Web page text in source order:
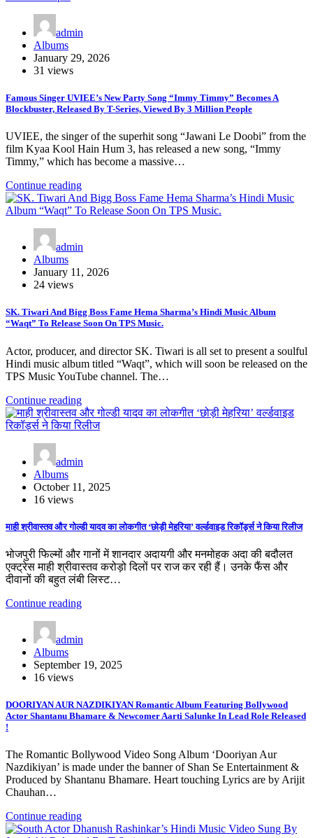
admin
Albums
January 29, 2026
31 views
Famous Singer UVIEE’s New Party Song “Immy Timmy” Becomes A
Blockbuster, Released By T-Series, Viewed By 3 Million People
UVIEE, the singer of the superhit song “Jawani Le Doobi” from the
film Kyaa Kool Hain Hum 3, has released a new song, “Immy
Timmy,” which has become a massive…
Continue reading
admin
Albums
January 11, 2026
24 views
SK. Tiwari And Bigg Boss Fame Hema Sharma’s Hindi Music Album
“Waqt” To Release Soon On TPS Music.
Actor, producer, and director SK. Tiwari is all set to present a soulful
Hindi music album titled “Waqt”, which will soon be released on the
TPS Music YouTube channel. The…
Continue reading
admin
Albums
October 11, 2025
16 views
माही श्रीवास्तव और गोल्डी यादव का लोकगीत ‘छोड़ी मेहरिया’ वर्ल्डवाइड रिकॉर्ड्स ने किया रिलीज
भोजपुरी फिल्मों और गानों में शानदार अदायगी और मनमोहक अदा की बदौलत
एक्ट्रेस माही श्रीवास्तव करोड़ो दिलों पर राज कर रही हैं। उनके फैंस और
दीवानों की बहुत लंबी लिस्ट…
Continue reading
admin
Albums
September 19, 2025
16 views
DOORIYAN AUR NAZDIKIYAN Romantic Album Featuring Bollywood
Actor Shantanu Bhamare & Newcomer Aarti Salunke In Lead Role Released
!
The Romantic Bollywood Video Song Album ‘Dooriyan Aur
Nazdikiyan’ is made under the banner of Shan Se Entertainment &
Produced by Shantanu Bhamare. Heart touching Lyrics are by Arijit
Chauhan…
Continue reading